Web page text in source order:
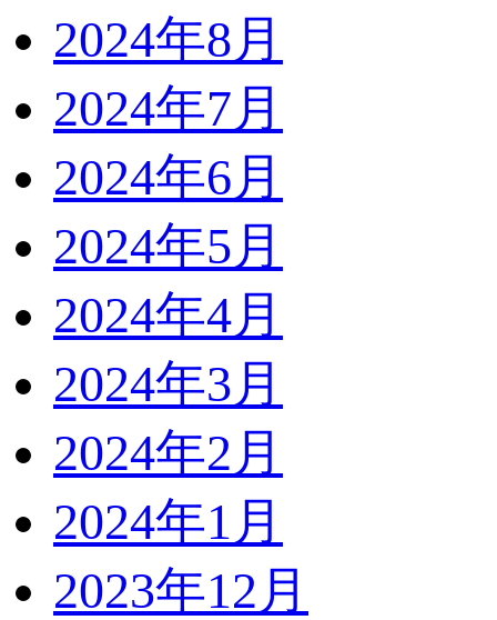
2024年8月
2024年7月
2024年6月
2024年5月
2024年4月
2024年3月
2024年2月
2024年1月
2023年12月